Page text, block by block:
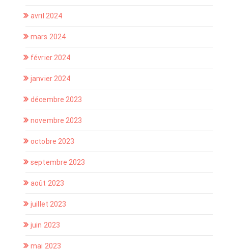
avril 2024
mars 2024
février 2024
janvier 2024
décembre 2023
novembre 2023
octobre 2023
septembre 2023
août 2023
juillet 2023
juin 2023
mai 2023